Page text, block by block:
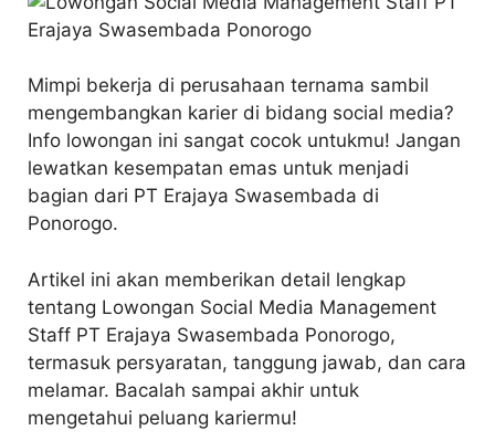
Mimpi bekerja di perusahaan ternama sambil
mengembangkan karier di bidang social media?
Info lowongan ini sangat cocok untukmu! Jangan
lewatkan kesempatan emas untuk menjadi
bagian dari PT Erajaya Swasembada di
Ponorogo.
Artikel ini akan memberikan detail lengkap
tentang Lowongan Social Media Management
Staff PT Erajaya Swasembada Ponorogo,
termasuk persyaratan, tanggung jawab, dan cara
melamar. Bacalah sampai akhir untuk
mengetahui peluang kariermu!